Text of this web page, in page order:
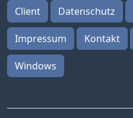
Client Datenschutz
Impressum Kontakt
Windows